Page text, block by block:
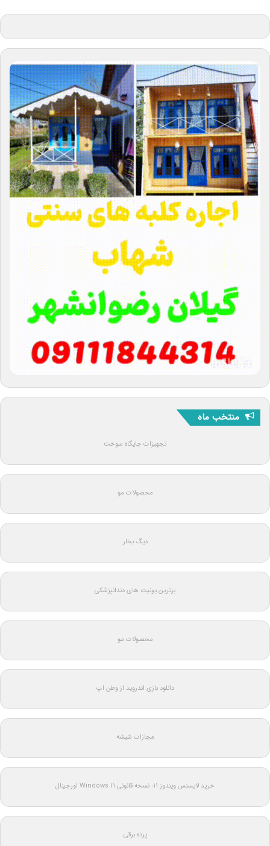
منتخب ماه
تجهیزات جایگاه سوخت
محصولات مو
دیگ بخار
برترین یونیت های دندانپزشکی
محصولات مو
دانلود بازی اندروید از وطن اپ
مجازات شیشه
خرید لایسنس ویندوز 11: نسخه قانونی Windows 11 اورجینال
پرده برقی